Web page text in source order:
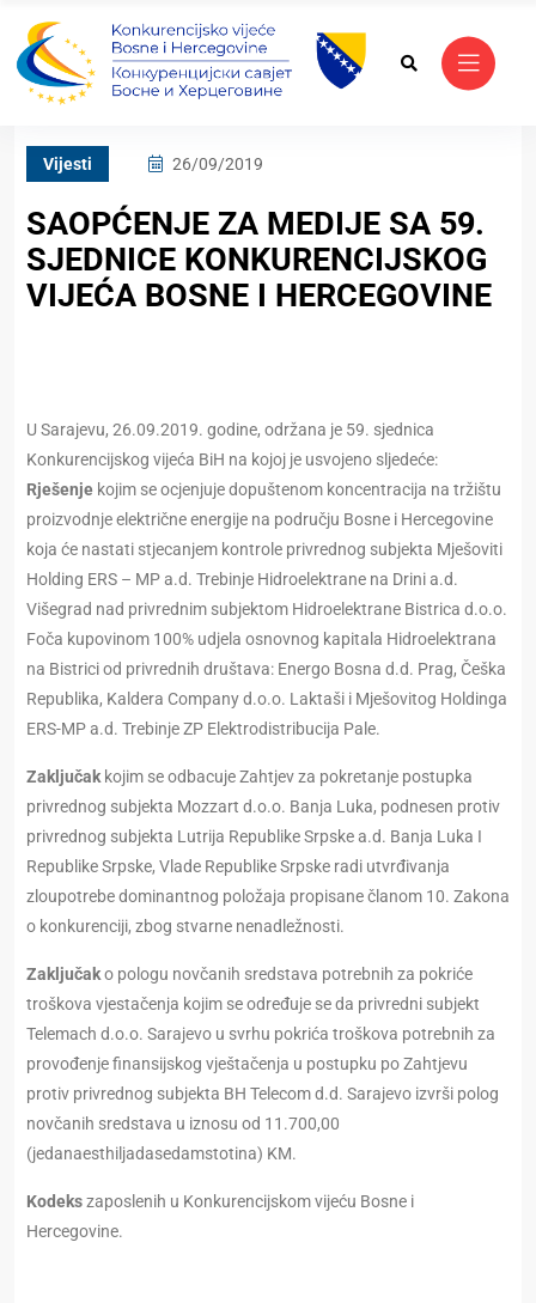
Vijesti 26/09/2019
SAOPĆENJE ZA MEDIJE SA 59.
SJEDNICE KONKURENCIJSKOG
VIJEĆA BOSNE I HERCEGOVINE
U Sarajevu, 26.09.2019. godine, održana je 59. sjednica
Konkurencijskog vijeća BiH na kojoj je usvojeno sljedeće:
Rješenje kojim se ocjenjuje dopuštenom koncentracija na tržištu
proizvodnje električne energije na području Bosne i Hercegovine
koja će nastati stjecanjem kontrole privrednog subjekta Mješoviti
Holding ERS – MP a.d. Trebinje Hidroelektrane na Drini a.d.
Višegrad nad privrednim subjektom Hidroelektrane Bistrica d.o.o.
Foča kupovinom 100% udjela osnovnog kapitala Hidroelektrana
na Bistrici od privrednih društava: Energo Bosna d.d. Prag, Češka
Republika, Kaldera Company d.o.o. Laktaši i Mješovitog Holdinga
ERS-MP a.d. Trebinje ZP Elektrodistribucija Pale.
Zaključak kojim se odbacuje Zahtjev za pokretanje postupka
privrednog subjekta Mozzart d.o.o. Banja Luka, podnesen protiv
privrednog subjekta Lutrija Republike Srpske a.d. Banja Luka I
Republike Srpske, Vlade Republike Srpske radi utvrđivanja
zloupotrebe dominantnog položaja propisane članom 10. Zakona
o konkurenciji, zbog stvarne nenadležnosti.
Zaključako pologu novčanih sredstava potrebnih za pokriće
troškova vjestačenja kojim se određuje se da privredni subjekt
Telemach d.o.o. Sarajevo u svrhu pokrića troškova potrebnih za
provođenje finansijskog vještačenja u postupku po Zahtjevu
protiv privrednog subjekta BH Telecom d.d. Sarajevo izvrši polog
novčanih sredstava u iznosu od 11.700,00
(jedanaesthiljadasedamstotina) KM.
Kodekszaposlenih u Konkurencijskom vijeću Bosne i
Hercegovine.